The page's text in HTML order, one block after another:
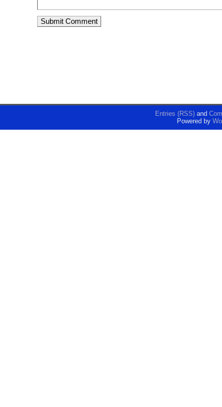
Entries (RSS)and
Powered by